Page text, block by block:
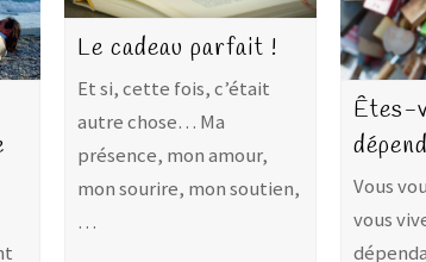
Le cadeau parfait !
Et si, cette fois, c’était
autre chose… Ma
présence, mon amour,
mon sourire, mon soutien,
…
Êtes-
Vous
vous